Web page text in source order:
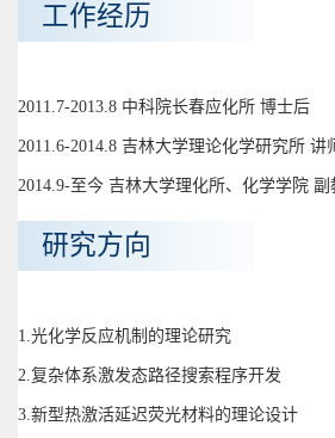
工作经历
2011.7-2013.8 中科院长春应化所 博士后
2011.6-2014.8 吉林大学理论化学研究所 讲
2014.9-至今 吉林大学理化所、化学学院 副
研究方向
1.光化学反应机制的理论研究
2.复杂体系激发态路径搜索程序开发
3.新型热激活延迟荧光材料的理论设计